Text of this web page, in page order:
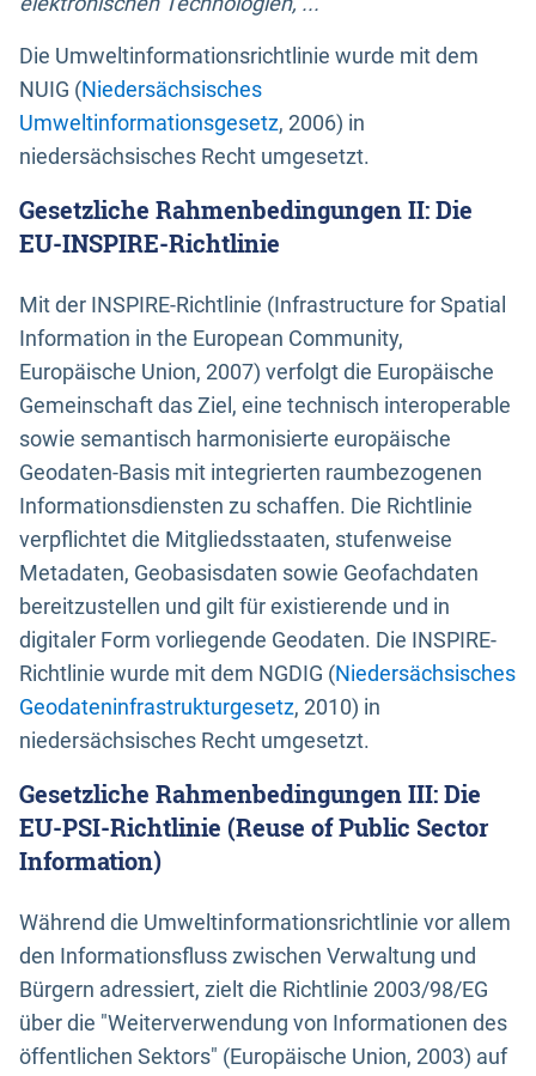
Die Umweltinformationsrichtlinie wurde mit dem
NUIG (Niedersächsisches
Umweltinformationsgesetz, 2006) in
niedersächsisches Recht umgesetzt.
Gesetzliche Rahmenbedingungen II: Die
EU-INSPIRE-Richtlinie
Mit der INSPIRE-Richtlinie (Infrastructure for Spatial
Information in the European Community,
Europäische Union, 2007) verfolgt die Europäische
Gemeinschaft das Ziel, eine technisch interoperable
sowie semantisch harmonisierte europäische
Geodaten-Basis mit integrierten raumbezogenen
Informationsdiensten zu schaffen. Die Richtlinie
verpflichtet die Mitgliedsstaaten, stufenweise
Metadaten, Geobasisdaten sowie Geofachdaten
bereitzustellen und gilt für existierende und in
digitaler Form vorliegende Geodaten. Die INSPIRE-
Richtlinie wurde mit dem NGDIG (Niedersächsisches
Geodateninfrastrukturgesetz, 2010) in
niedersächsisches Recht umgesetzt.
Gesetzliche Rahmenbedingungen III: Die
EU-PSI-Richtlinie (Reuse of Public Sector
Information)
Während die Umweltinformationsrichtlinie vor allem
den Informationsfluss zwischen Verwaltung und
Bürgern adressiert, zielt die Richtlinie 2003/98/EG
über die "Weiterverwendung von Informationen des
öffentlichen Sektors" (Europäische Union, 2003) auf